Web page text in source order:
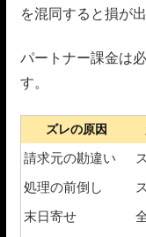
を混同すると損が出
パートナー課金は
す。
ズレの原因
請求元の勘違い
処理の前倒し
末日寄せ